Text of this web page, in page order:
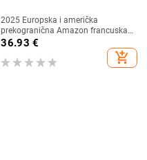
2025 Europska i američka
prekogranična Amazon francuska
haljina s ovratnikom, elegantna
jednobojna V-izrez, vezanje u
struku, plisirana suknja
36.93 €
add_shopping_cart